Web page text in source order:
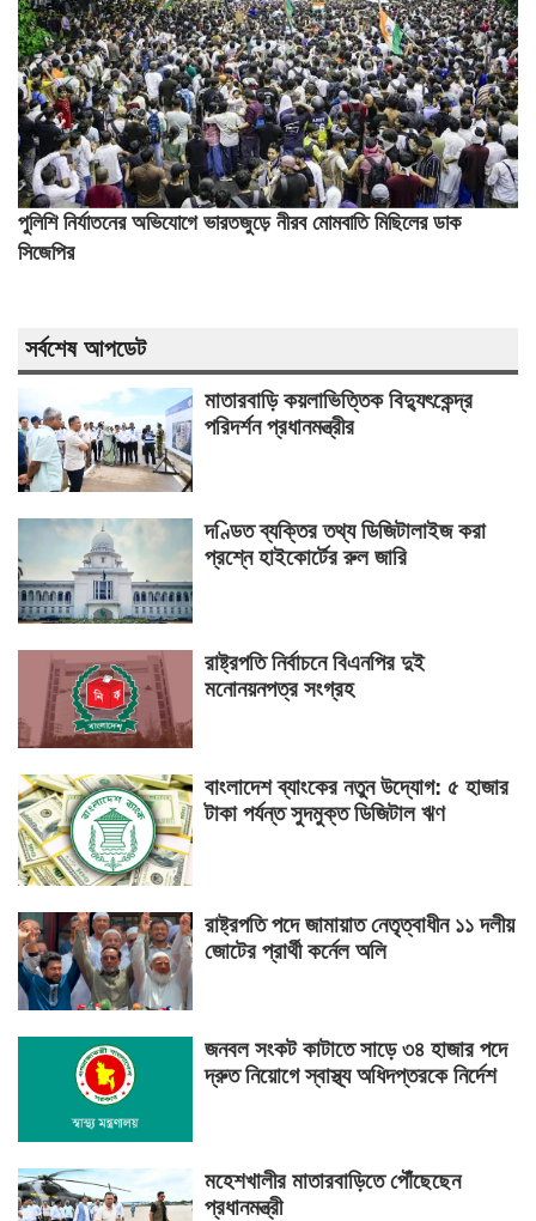
পুলিশি নির্যাতনের অভিযোগে ভারতজুড়ে নীরব মোমবাতি মিছিলের ডাক
সিজেপির
সর্বশেষ আপডেট
মাতারবাড়ি কয়লাভিত্তিক বিদ্যুৎকেন্দ্র
পরিদর্শন প্রধানমন্ত্রীর
দণ্ডিত ব্যক্তির তথ্য ডিজিটালাইজ করা
প্রশ্নে হাইকোর্টের রুল জারি
রাষ্ট্রপতি নির্বাচনে বিএনপির দুই
মনোনয়নপত্র সংগ্রহ
বাংলাদেশ ব্যাংকের নতুন উদ্যোগ: ৫ হাজার
টাকা পর্যন্ত সুদমুক্ত ডিজিটাল ঋণ
রাষ্ট্রপতি পদে জামায়াত নেতৃত্বাধীন ১১ দলীয়
জোটের প্রার্থী কর্নেল অলি
জনবল সংকট কাটাতে সাড়ে ৩৪ হাজার পদে
দ্রুত নিয়োগে স্বাস্থ্য অধিদপ্তরকে নির্দেশ
মহেশখালীর মাতারবাড়িতে পৌঁছেছেন
প্রধানমন্ত্রী